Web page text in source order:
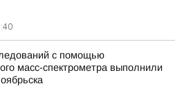
с помощью
масс-спектрометра выполнили